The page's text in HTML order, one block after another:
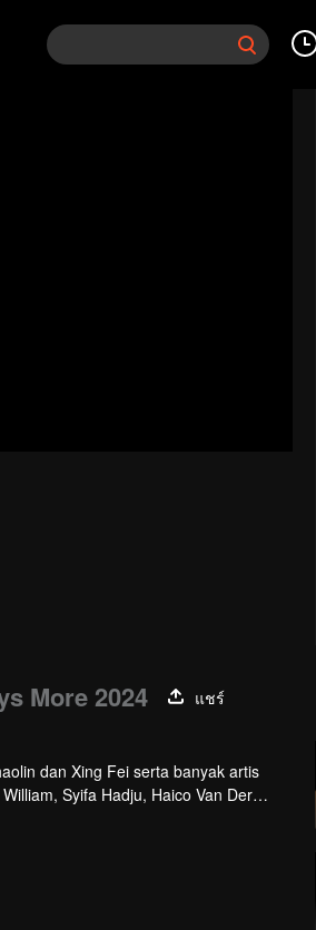
More 2024
แชร์
dan Xing Fei serta banyak artis
Syifa Hadju, Haico Van Der
WeTV Original series yang akan